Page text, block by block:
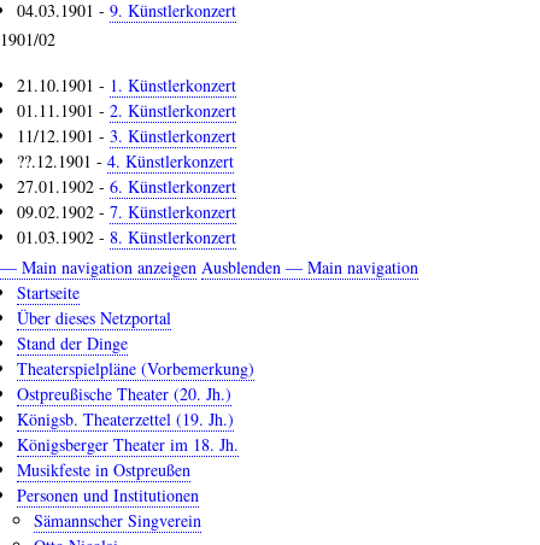
04.03.1901 - 9. Künstlerkonzert
1901/02
21.10.1901 - 1. Künstlerkonzert
01.11.1901 - 2. Künstlerkonzert
11/12.1901 - 3. Künstlerkonzert
??.12.1901 - 4. Künstlerkonzert
27.01.1902 - 6. Künstlerkonzert
09.02.1902 - 7. Künstlerkonzert
01.03.1902 - 8. Künstlerkonzert
Main
navigation
— Main navigation anzeigen Ausblenden — Main navigation
Startseite
Über dieses Netzportal
Stand der Dinge
Theaterspielpläne (Vorbemerkung)
Ostpreußische Theater (20. Jh.)
Königsb. Theaterzettel (19. Jh.)
Königsberger Theater im 18. Jh.
Musikfeste in Ostpreußen
Personen und Institutionen
Sämannscher Singverein